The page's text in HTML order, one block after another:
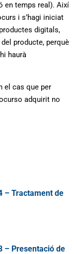
en temps real). Així
i s’hagi iniciat
digitals,
producte, perquè
haurà
el cas que per
adquirit no
– Tractament de
– Presentació de